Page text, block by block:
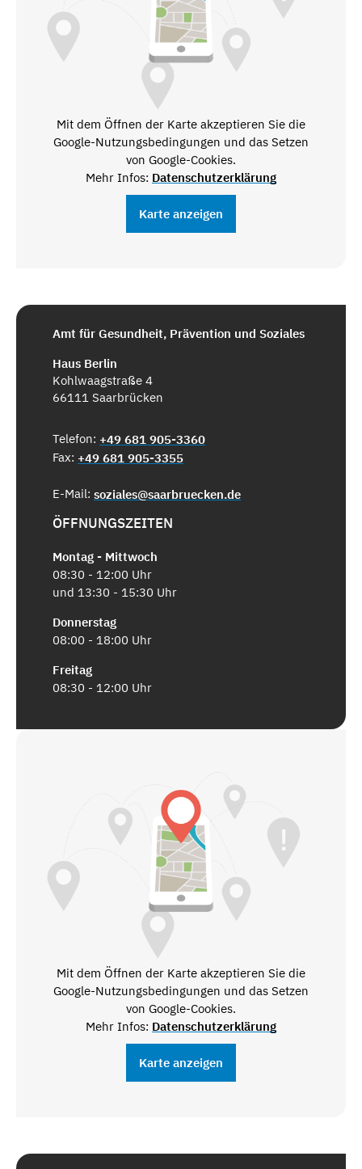
Mit dem Öffnen der Karte akzeptieren Sie die
Google-Nutzungsbedingungen und das Setzen
von Google-Cookies.
Mehr Infos: Datenschutzerklärung
Karte anzeigen
Amt für Gesundheit, Prävention und Soziales
Haus Berlin
Kohlwaagstraße 4
66111 Saarbrücken
Telefon: +49 681 905-3360
Fax: +49 681 905-3355
E-Mail: soziales@saarbruecken.de
ÖFFNUNGSZEITEN
Montag - Mittwoch
08:30 - 12:00 Uhr
und 13:30 - 15:30 Uhr
Donnerstag
08:00 - 18:00 Uhr
Freitag
08:30 - 12:00 Uhr
Mit dem Öffnen der Karte akzeptieren Sie die
Google-Nutzungsbedingungen und das Setzen
von Google-Cookies.
Mehr Infos: Datenschutzerklärung
Karte anzeigen